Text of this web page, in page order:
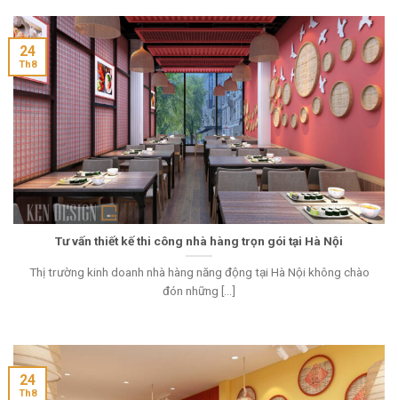
Tư vấn thiết kế thi công nhà hàng trọn gói tại Hà Nội
Thị trường kinh doanh nhà hàng năng động tại Hà Nội không chào
đón những [...]
24
Th8
24
Th8